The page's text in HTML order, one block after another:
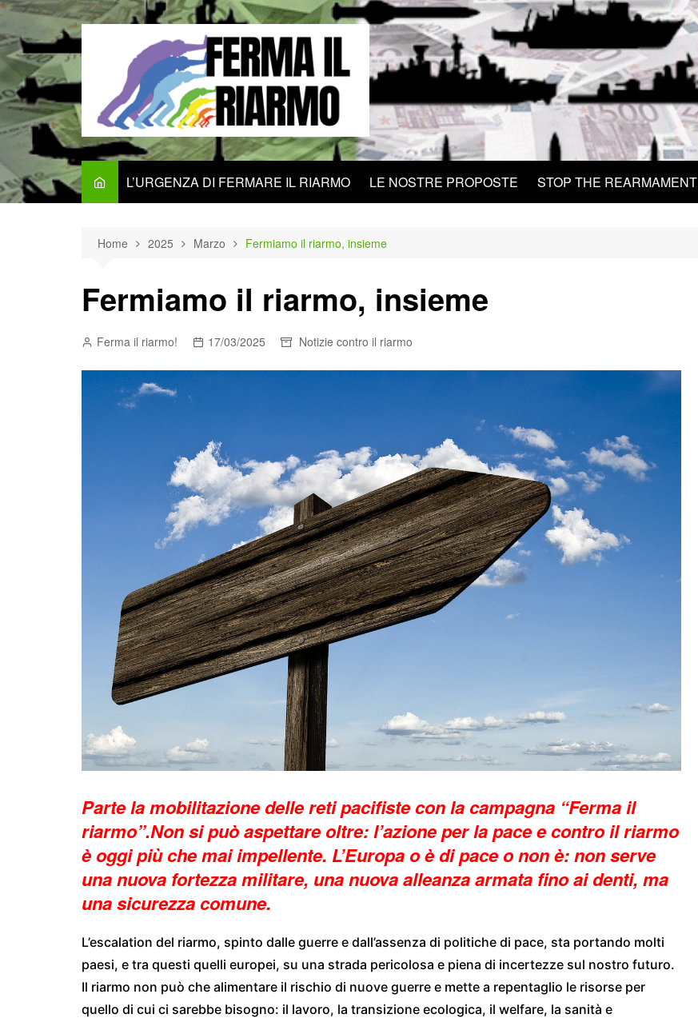
Salta
al
contenuto
L’URGENZA DI FERMARE IL RIARMO LE NOSTRE PROPOSTE STOP THE REARMAMENT
Home 2025 Marzo Fermiamo il riarmo, insieme
Fermiamo il riarmo, insieme
Ferma il riarmo! 17/03/2025 Notizie contro il riarmo
Parte la mobilitazione delle reti pacifiste con la campagna “Ferma il
riarmo”.Non si può aspettare oltre: l’azione per la pace e contro il riarmo
è oggi più che mai impellente. L’Europa o è di pace o non è: non serve
una nuova fortezza militare, una nuova alleanza armata fino ai denti, ma
una sicurezza comune.
L’escalation del riarmo, spinto dalle guerre e dall’assenza di politiche di pace, sta portando molti
paesi, e tra questi quelli europei, su una strada pericolosa e piena di incertezze sul nostro futuro.
Il riarmo non può che alimentare il rischio di nuove guerre e mette a repentaglio le risorse per
quello di cui ci sarebbe bisogno: il lavoro, la transizione ecologica, il welfare, la sanità e